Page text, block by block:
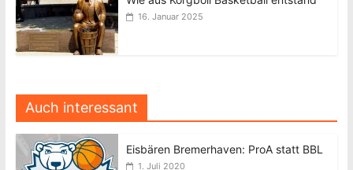
16. Januar 2025
Auch interessant
Eisbären Bremerhaven: ProA statt BBL
1. Juli 2020